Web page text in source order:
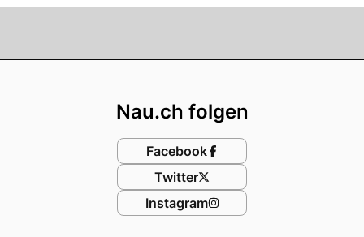
Nau.ch folgen
Facebook
Twitter
Instagram